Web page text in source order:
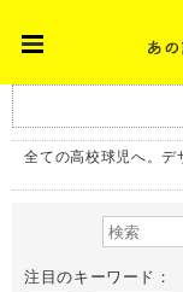
全ての高校球児へ。デ
注目のキーワード：